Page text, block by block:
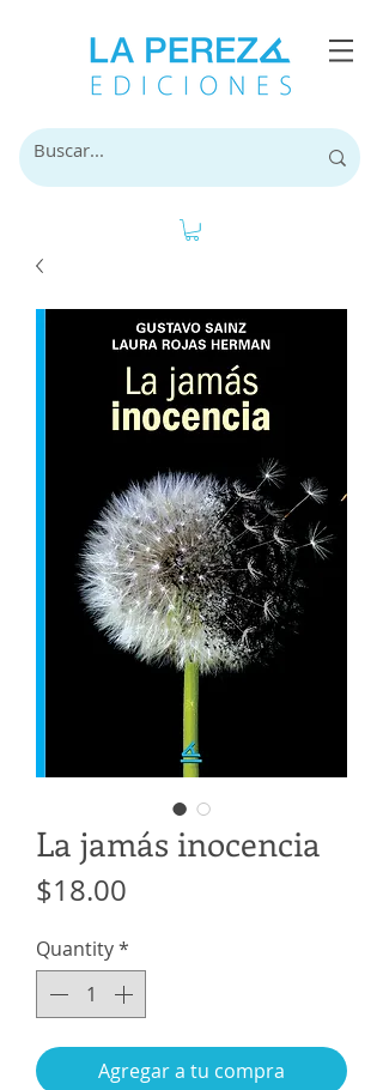
La jamás inocencia
$18.00
Quantity*
Agregar a tu compra